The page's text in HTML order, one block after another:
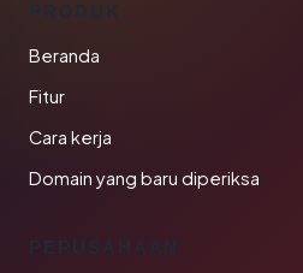
PRODUK
Beranda
Fitur
Cara kerja
Domain yang baru diperiksa
PERUSAHAAN